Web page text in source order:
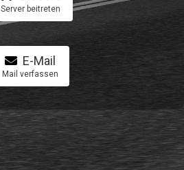
Server beitreten
E-Mail
Mail verfassen